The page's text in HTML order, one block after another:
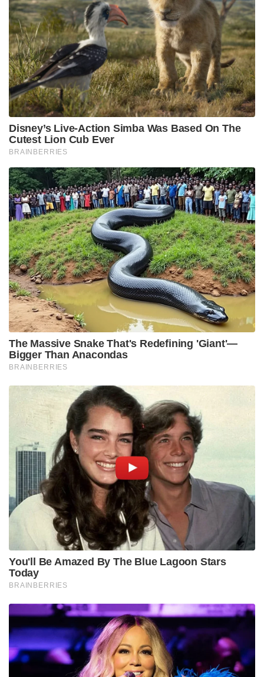
Disney’s Live-Action Simba Was Based On The
Cutest Lion Cub Ever
BRAINBERRIES
The Massive Snake That's Redefining 'Giant'—
Bigger Than Anacondas
BRAINBERRIES
You'll Be Amazed By The Blue Lagoon Stars
Today
BRAINBERRIES